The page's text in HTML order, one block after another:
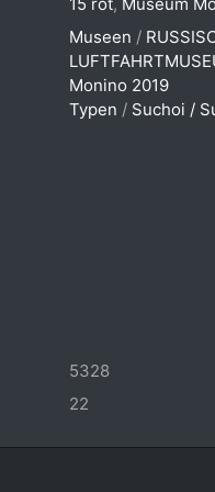
Museen /
Monino 2019
Typen / Suchoi /
5328
22